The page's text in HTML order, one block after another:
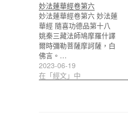
妙法蓮華經卷第六
妙法蓮華經卷第六 妙法蓮
華經 隨喜功德品第十八
姚秦三藏法師鳩摩羅什譯
爾時彌勒菩薩摩訶薩，白
佛言。…
2023-06-19
在「經文」中